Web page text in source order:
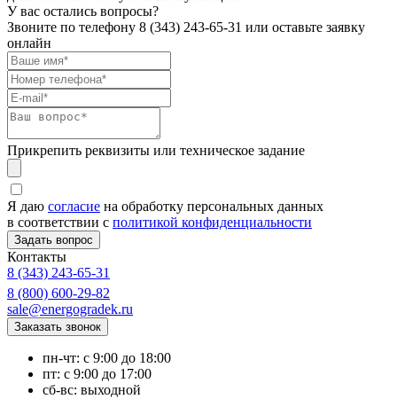
У вас остались вопросы?
Звоните по телефону 8 (343) 243-65-31 или оставьте заявку
онлайн
Прикрепить реквизиты или техническое задание
Я даю согласие на обработку персональных данных
в соответствии с политикой конфиденциальности
Контакты
8 (343) 243-65-31
8 (800) 600-29-82
sale@energogradek.ru
пн-чт: с 9:00 до 18:00
пт: с 9:00 до 17:00
сб-вс: выходной